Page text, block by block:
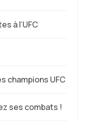
à l’UFC
champions UFC
ses combats !